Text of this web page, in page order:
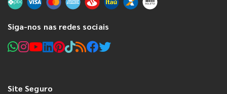
Siga-nos nas redes sociais
Site Seguro